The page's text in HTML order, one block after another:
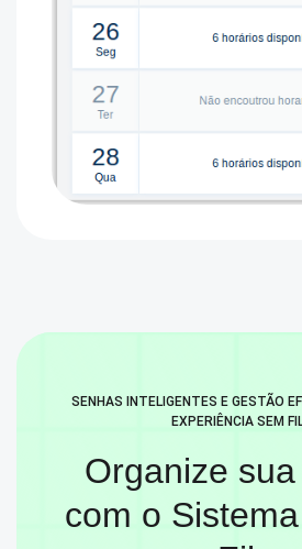
SENHAS INTELIGENTES E GESTÃO
EXPERIÊNCIA SEM
Organize
com o